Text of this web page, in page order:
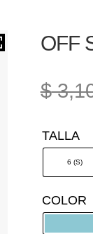
OFF
$
TALLA
6 (S)
COLOR